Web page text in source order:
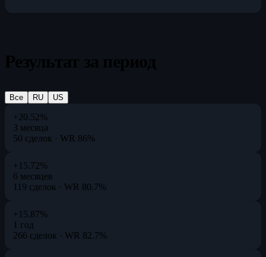
Все RU US
+20.52%
3 месяца
50 сделок · WR 86%
+15.72%
6 месяцев
119 сделок · WR 80.7%
+15.87%
1 год
266 сделок · WR 82.7%